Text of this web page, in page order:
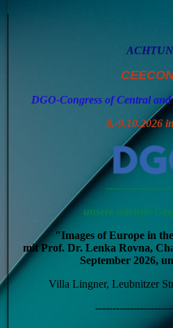
DGO-Congress of Central
8.-9.10.2026
unsere nächste
"Images of Europe in
mit Prof. Dr. Lenka Rovna,
September 2026,
Villa Lingner, Leubnitzer